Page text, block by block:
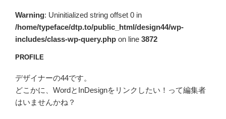
Warning: Uninitialized string offset 0 in
/home/typeface/dtp.to/public_html/design44/wp-
includes/class-wp-query.php on line 3872
PROFILE
デザイナーの44です。
どこかに、WordとInDesignをリンクしたい！って編集者
はいませんかね？